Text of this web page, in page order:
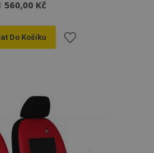
560,00 Kč
Do Košíku